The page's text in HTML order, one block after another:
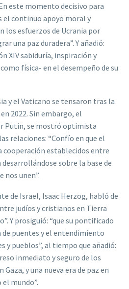
este momento decisivo para
el continuo apoyo moral y
los esfuerzos de Ucrania por
una paz duradera”. Y añadió:
XIV sabiduría, inspiración y
física- en el desempeño de su
y el Vaticano se tensaron tras la
2022. Sin embargo, el
Putin, se mostró optimista
relaciones: “Confío en que el
establecidos entre
desarrollándose sobre la base de
nos unen”.
de Israel, Isaac Herzog, habló de
judíos y cristianos en Tierra
Y prosiguió: “que su pontificado
de puentes y el entendimiento
y pueblos”, al tiempo que añadió:
inmediato y seguro de los
y una nueva era de paz en
mundo”.